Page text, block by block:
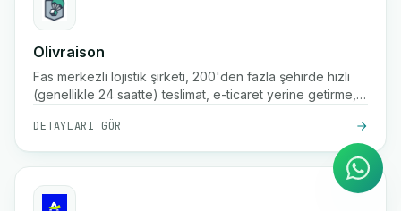
Olivraison
Fas merkezli lojistik şirketi, 200'den fazla şehirde hızlı
(genellikle 24 saatte) teslimat, e-ticaret yerine getirme,
ve depolama hizmetleri sunmaktadır
DETAYLARI GÖR
AI Ajanı